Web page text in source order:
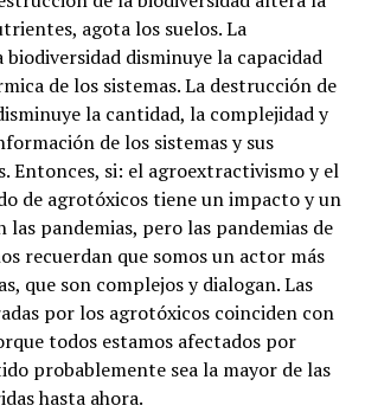
agota los suelos. La
disminuye la capacidad
de los sistemas. La destrucción de
la cantidad, la complejidad y
de los sistemas y sus
Entonces, si: el agroextractivismo y el
de agrotóxicos tiene un impacto y un
pandemias, pero las pandemias de
recuerdan que somos un actor más
que son complejos y dialogan. Las
por los agrotóxicos coinciden con
todos estamos afectados por
probablemente sea la mayor de las
hasta ahora.